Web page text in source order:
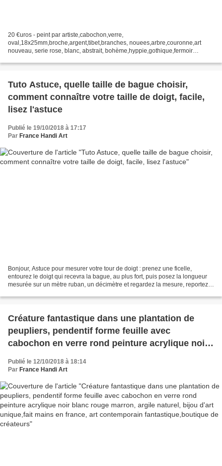
20 €uros - peint par artiste,cabochon,verre,
oval,18x25mm,broche,argent,tibet,branches, nouees,arbre,couronne,art
nouveau, serie rose, blanc, abstrait, bohème,hyppie,gothique,fermoir
Tuto Astuce, quelle taille de bague choisir,
comment connaître votre taille de doigt, facile,
lisez l'astuce
Publié le 19/10/2018 à 17:17
Par France Handi Art
Bonjour, Astuce pour mesurer votre tour de doigt : prenez une ficelle,
entourez le doigt qui recevra la bague, au plus fort, puis posez la longueur
mesurée sur un mètre ruban, un décimètre et regardez la mesure, reportez
Créature fantastique dans une plantation de
peupliers, pendentif forme feuille avec
cabochon en verre rond peinture acrylique noir
blanc rouge marron, argile naturel, bijou d'art
unique,fait mains en france, art contemporain
Publié le 12/10/2018 à 18:14
Par France Handi Art